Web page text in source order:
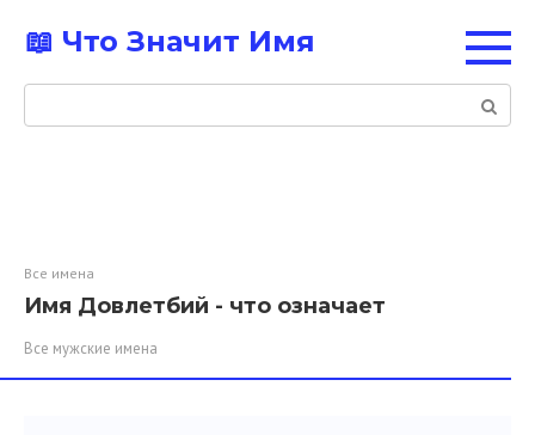
контенту
📖 Что Значит Имя
Поиск:
Все имена
Имя Довлетбий - что означает
Все мужские имена